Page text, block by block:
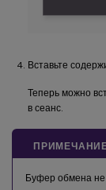
Вставьте
Теперь можно
в сеанс.
Буфер обмена